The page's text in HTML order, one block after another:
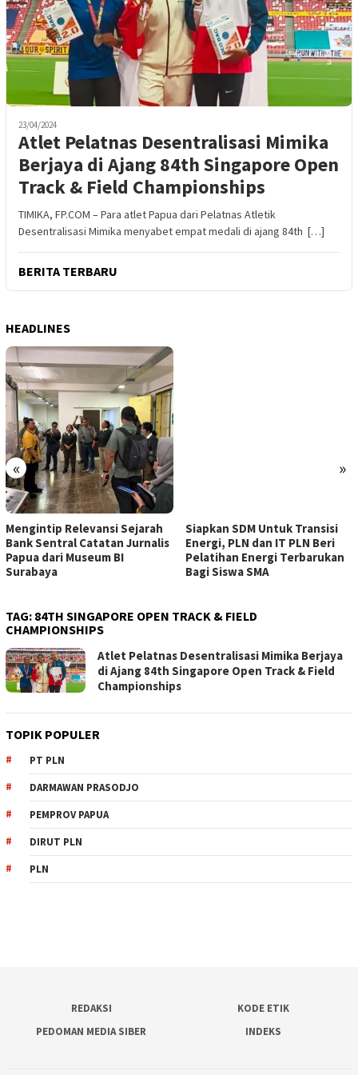
23/04/2024
Atlet Pelatnas Desentralisasi Mimika
Berjaya di Ajang 84th Singapore Open
Track & Field Championships
TIMIKA, FP.COM – Para atlet Papua dari Pelatnas Atletik
Desentralisasi Mimika menyabet empat medali di ajang 84th […]
BERITA TERBARU
HEADLINES
« »
Mengintip Relevansi Sejarah
Bank Sentral Catatan Jurnalis
Papua dari Museum BI
Surabaya
Siapkan SDM Untuk Transisi
Energi, PLN dan IT PLN Beri
Pelatihan Energi Terbarukan
Bagi Siswa SMA
TAG: 84TH SINGAPORE OPEN TRACK & FIELD
CHAMPIONSHIPS
Atlet Pelatnas Desentralisasi Mimika Berjaya
di Ajang 84th Singapore Open Track & Field
Championships
TOPIK POPULER
PT PLN
DARMAWAN PRASODJO
PEMPROV PAPUA
DIRUT PLN
PLN
REDAKSI
KODE ETIK
PEDOMAN MEDIA SIBER
INDEKS